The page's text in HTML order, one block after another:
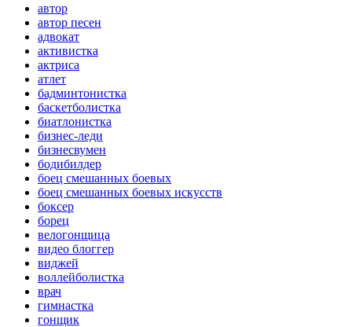
автор
автор песен
адвокат
активистка
актриса
атлет
бадминтонистка
баскетболистка
биатлонистка
бизнес-леди
бизнесвумен
бодибилдер
боец смешанных боевых
боец смешанных боевых искусств
боксер
борец
велогонщица
видео блоггер
виджей
воллейболистка
врач
гимнастка
гонщик